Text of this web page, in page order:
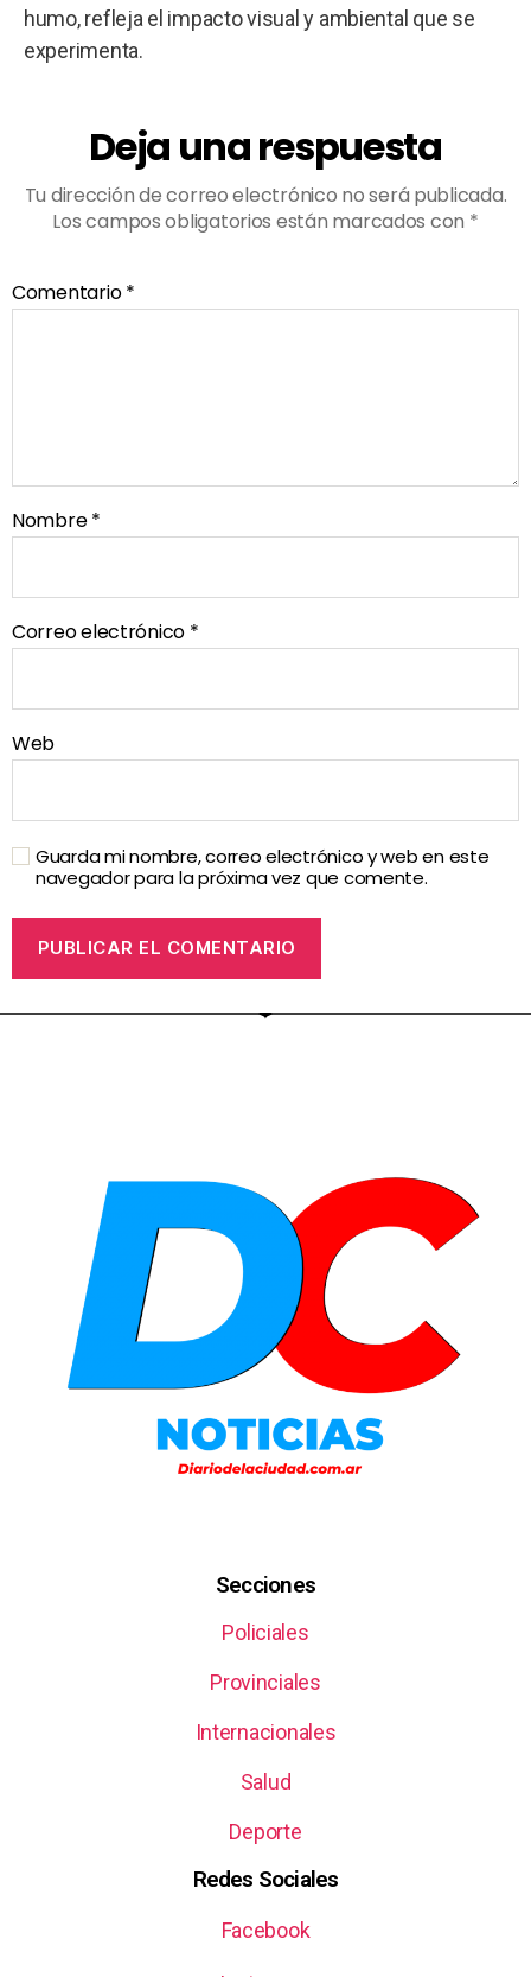
humo, refleja el impacto visual y ambiental que se
experimenta.
Deja una respuesta
Tu dirección de correo electrónico no será publicada.
Los campos obligatorios están marcados con *
Comentario*
Nombre*
Correo electrónico *
Web
Guarda mi nombre, correo electrónico y web en este
navegador para la próxima vez que comente.
Secciones
Policiales
Provinciales
Internacionales
Salud
Deporte
Redes Sociales
Facebook